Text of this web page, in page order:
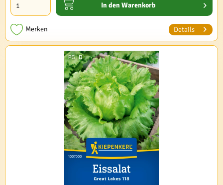
In den Warenkorb
Merken Details